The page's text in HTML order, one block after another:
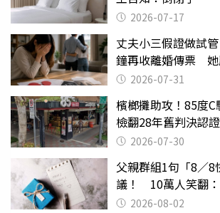
2026-07-17
丈夫小三假證做試
鐘再收離婚傳票 她
還扯2026-07-31
檳榔攤助攻！85度
檢翻28年舊判決認
2026-07-30
父親群組1句「8／8
議！ 10萬人笑翻
父親節
2026-08-02